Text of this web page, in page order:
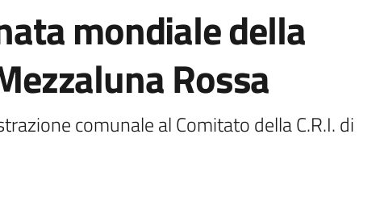
mondiale della
Rossa
comunale al Comitato della C.R.I. di